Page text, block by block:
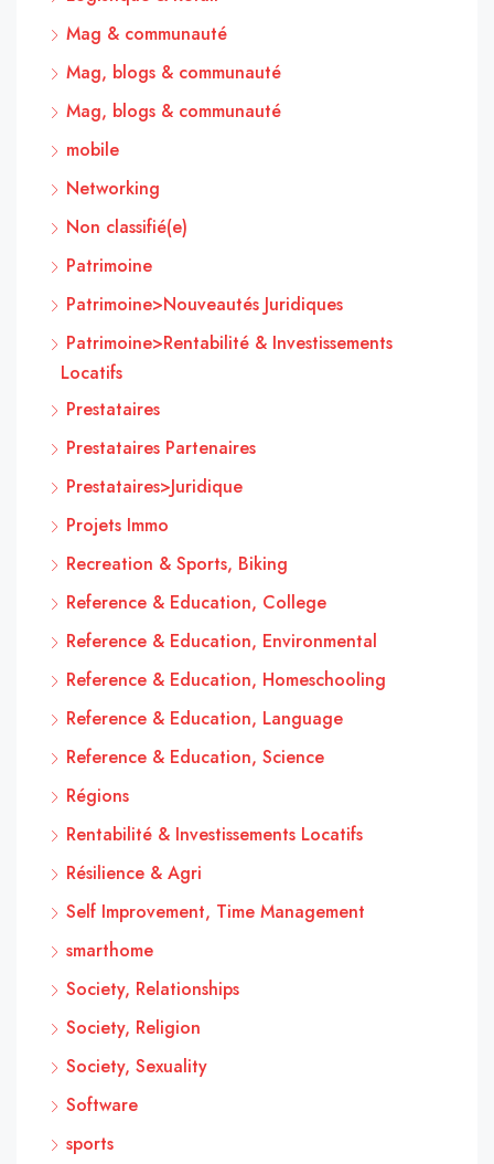
Mag & communauté
Mag, blogs & communauté
Mag, blogs & communauté
mobile
Networking
Non classifié(e)
Patrimoine
Patrimoine>Nouveautés Juridiques
Patrimoine>Rentabilité & Investissements
Locatifs
Prestataires
Prestataires Partenaires
Prestataires>Juridique
Projets Immo
Recreation & Sports, Biking
Reference & Education, College
Reference & Education, Environmental
Reference & Education, Homeschooling
Reference & Education, Language
Reference & Education, Science
Régions
Rentabilité & Investissements Locatifs
Résilience & Agri
Self Improvement, Time Management
smarthome
Society, Relationships
Society, Religion
Society, Sexuality
Software
sports